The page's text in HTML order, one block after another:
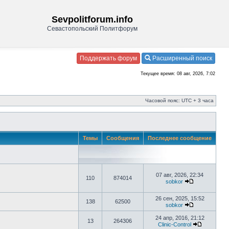
Sevpolitforum.info
Севастопольский Политфорум
Поддержать форум Расширенный поиск
Текущее время: 08 авг, 2026, 7:02
Часовой пояс: UTC + 3 часа
Темы Сообщения Последнее сообщение
110 874014
07 авг, 2026, 22:34
sobkor
138 62500
26 сен, 2025, 15:52
sobkor
13 264306
24 апр, 2016, 21:12
Clinic-Control